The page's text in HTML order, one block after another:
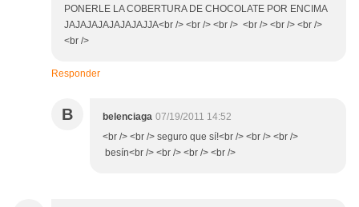
PONERLE LA COBERTURA DE CHOCOLATE POR ENCIMA
JAJAJAJAJAJAJAJJA<br /> <br /> <br /> <br /> <br /> <br />
<br />
Responder
B belenciaga 07/19/2011 14:52
<br /> <br /> seguro que sí!<br /> <br /> <br />
besín<br /> <br /> <br /> <br />